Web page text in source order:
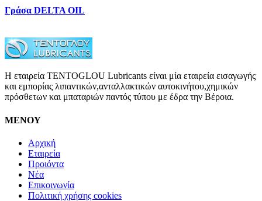
Γράσα DELTA OIL
Η εταιρεία TENTOGLOU Lubricants είναι μία εταιρεία εισαγωγής
και εμπορίας λιπαντικών,ανταλλακτικών αυτοκινήτου,χημικών
πρόσθετων και μπαταριών παντός τύπου με έδρα την Βέροια.
ΜΕΝΟΥ
Αρχική
Εταιρεία
Προιόντα
Νέα
Επικοινωνία
Πολιτική χρήσης cookies